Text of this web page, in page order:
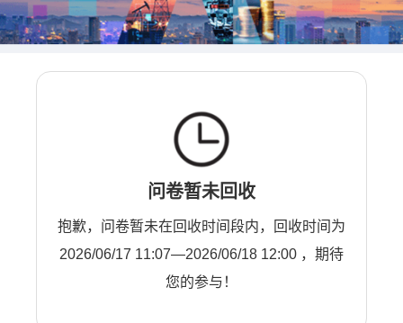
问卷暂未回收
抱歉，问卷暂未在回收时间段内，回收时间为
2026/06/17 11:07—2026/06/18 12:00 ，期待
您的参与！